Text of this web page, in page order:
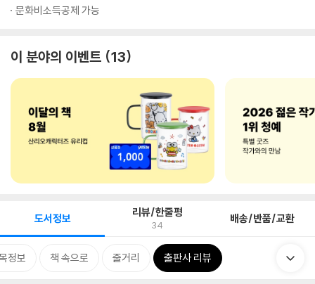
문화비소득공제 가능
이 분야의 이벤트 13
도서정보 리뷰/한줄평
34 배송/반품/교환
정보 책 속으로 줄거리 출판사 리뷰